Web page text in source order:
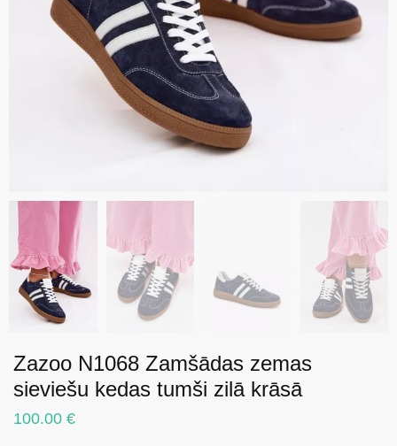
Zazoo N1068 Zamšādas zemas
sieviešu kedas tumši zilā krāsā
100.00 €